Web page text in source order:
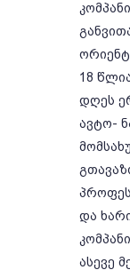
18
დღეს
ავტო-
და
ასევე